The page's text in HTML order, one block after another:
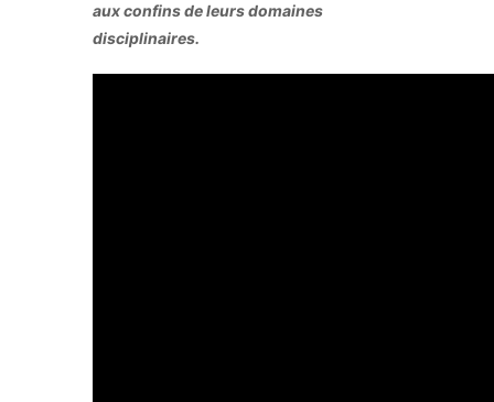
aux confins de leurs domaines
disciplinaires.